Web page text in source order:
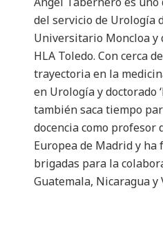
del servicio de Urología
Universitario Moncloa y
HLA Toledo. Con cerca
trayectoria en la
en Urología y doctorado
también saca tiempo
docencia como profesor
Europea de Madrid y ha
brigadas para la
Guatemala, Nicaragua y